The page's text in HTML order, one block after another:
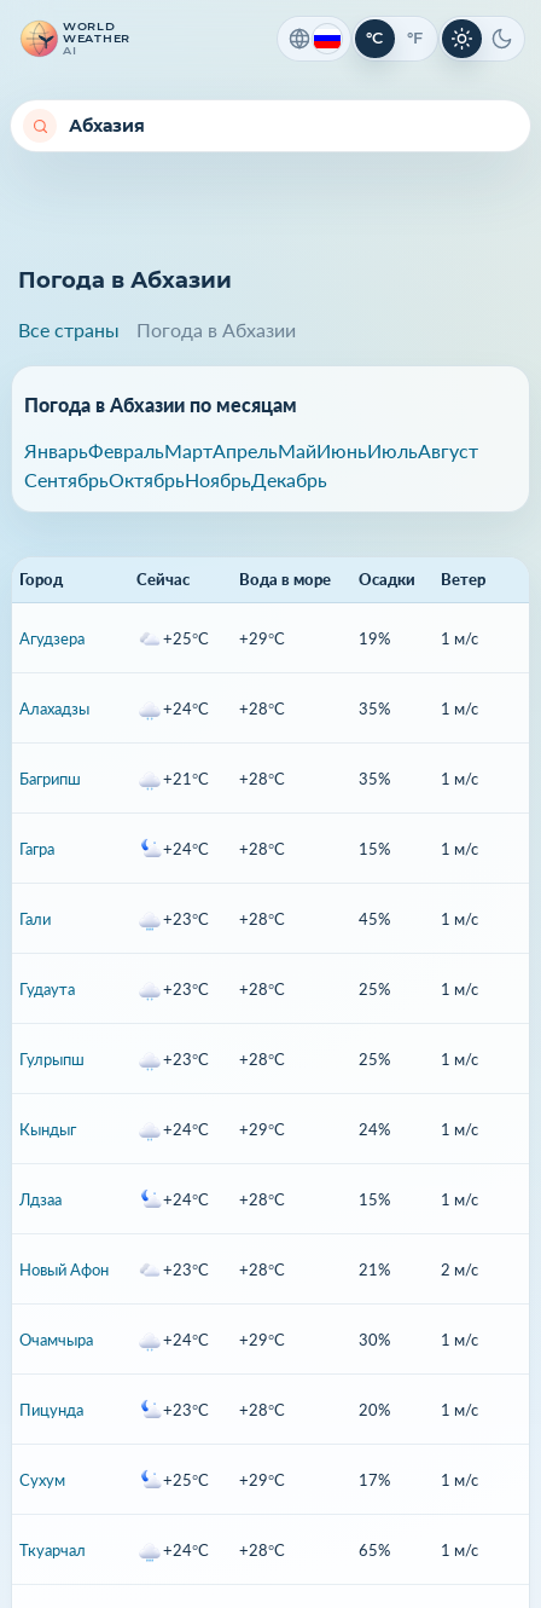
WORLD
WEATHER
AI
°C °F Светлая
Погода в Абхазии
Все страны Погода в Абхазии
Погода в Абхазии по месяцам
ЯнварьФевральМартАпрельМайИюньИюльАвгуст
СентябрьОктябрьНоябрьДекабрь
Город Сейчас Вода в море Осадки Ветер
Агудзера +25°C +29°C 19% 1 м/с
Алахадзы +24°C +28°C 35% 1 м/с
Багрипш +21°C +28°C 35% 1 м/с
Гагра +24°C +28°C 15% 1 м/с
Гали +23°C +28°C 45% 1 м/с
Гудаута +23°C +28°C 25% 1 м/с
Гулрыпш +23°C +28°C 25% 1 м/с
Кындыг +24°C +29°C 24% 1 м/с
Лдзаа +24°C +28°C 15% 1 м/с
Новый Афон +23°C +28°C 21% 2 м/с
Очамчыра +24°C +29°C 30% 1 м/с
Пицунда +23°C +28°C 20% 1 м/с
Сухум +25°C +29°C 17% 1 м/с
Ткуарчал +24°C +28°C 65% 1 м/с